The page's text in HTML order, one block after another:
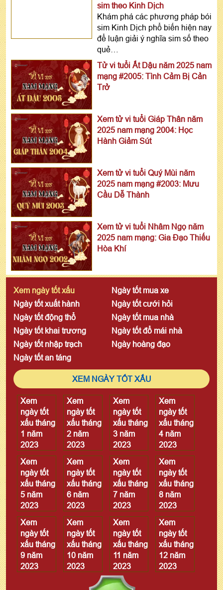
sim theo Kinh Dịch
Khám phá các phương pháp bói
sim Kinh Dịch phổ biến hiện nay
để luận giải ý nghĩa sim số theo
quẻ…
Tử vi tuổi Ất Dậu năm 2025 nam
mạng #2005: Tình Cảm Bị Cản
Trở
Xem tử vi tuổi Giáp Thân năm
2025 nam mạng 2004: Học
Hành Giảm Sút
Xem tử vi tuổi Quý Mùi năm
2025 nam mạng #2003: Mưu
Cầu Dễ Thành
Xem tử vi tuổi Nhâm Ngọ năm
2025 nam mạng: Gia Đạo Thiếu
Hòa Khí
Xem ngày tốt xấu
Ngày tốt mua xe
Ngày tốt xuất hành
Ngày tốt cưới hỏi
Ngày tốt động thổ
Ngày tốt mua nhà
Ngày tốt khai trương
Ngày tốt đổ mái nhà
Ngày tốt nhập trạch
Ngày hoàng đạo
Ngày tốt an táng
XEM NGÀY TỐT XẤU
Xem
ngày tốt
xấu tháng
1 năm
2023
Xem
ngày tốt
xấu tháng
2 năm
2023
Xem
ngày tốt
xấu tháng
3 năm
2023
Xem
ngày tốt
xấu tháng
4 năm
2023
Xem
ngày tốt
xấu tháng
5 năm
2023
Xem
ngày tốt
xấu tháng
6 năm
2023
Xem
ngày tốt
xấu tháng
7 năm
2023
Xem
ngày tốt
xấu tháng
8 năm
2023
Xem
ngày tốt
xấu tháng
9 năm
2023
Xem
ngày tốt
xấu tháng
10 năm
2023
Xem
ngày tốt
xấu tháng
11 năm
2023
Xem
ngày tốt
xấu tháng
12 năm
2023